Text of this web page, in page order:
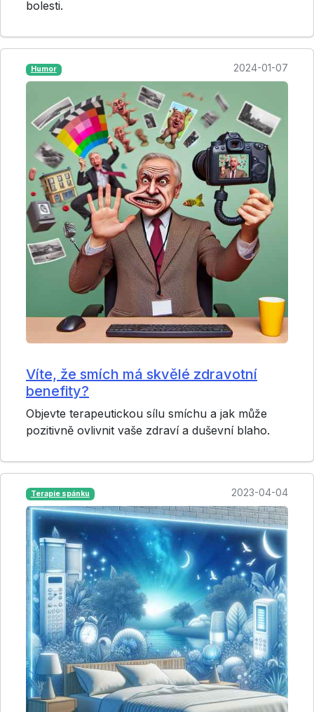
bolesti.
Humor 2024-01-07
Víte, že smích má skvělé zdravotní
benefity?
Objevte terapeutickou sílu smíchu a jak může
pozitivně ovlivnit vaše zdraví a duševní blaho.
Terapie spánku 2023-04-04